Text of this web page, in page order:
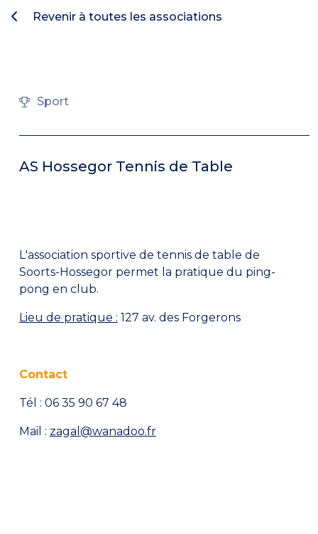
Revenir à toutes les associations
Sport
AS Hossegor Tennis de Table
L'association sportive de tennis de table de
Soorts-Hossegor permet la pratique du ping-
pong en club.
Lieu de pratique : 127 av. des Forgerons
Contact
Tél : 06 35 90 67 48
Mail : zagal@wanadoo.fr